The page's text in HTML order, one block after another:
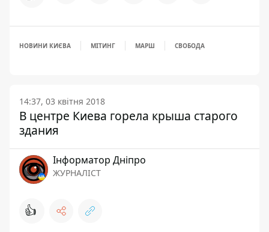
НОВИНИ КИЄВА МІТИНГ МАРШ СВОБОДА
14:37, 03 квітня 2018
В центре Киева горела крыша старого
здания
Інформатор Дніпро
ЖУРНАЛІСТ
👍